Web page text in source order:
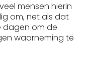
mensen hierin
om, net als dat
dagen om de
waarneming te